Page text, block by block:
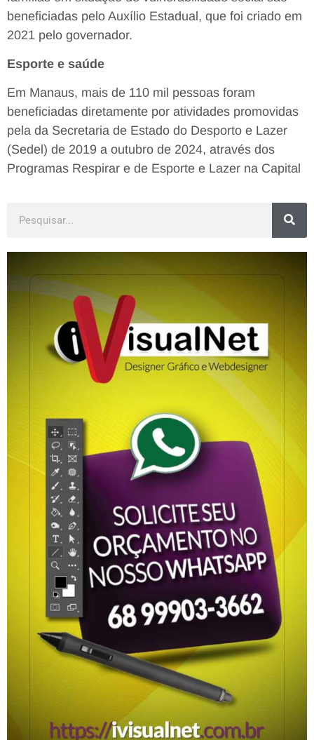
beneficiadas pelo Auxílio Estadual, que foi criado em
2021 pelo governador.
Esporte e saúde
Em Manaus, mais de 110 mil pessoas foram
beneficiadas diretamente por atividades promovidas
pela da Secretaria de Estado do Desporto e Lazer
(Sedel) de 2019 a outubro de 2024, através dos
Programas Respirar e de Esporte e Lazer na Capital